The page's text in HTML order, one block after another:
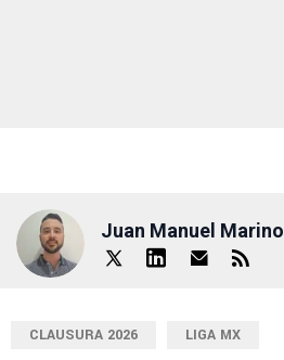
Juan Manuel Marino
CLAUSURA 2026 LIGA MX